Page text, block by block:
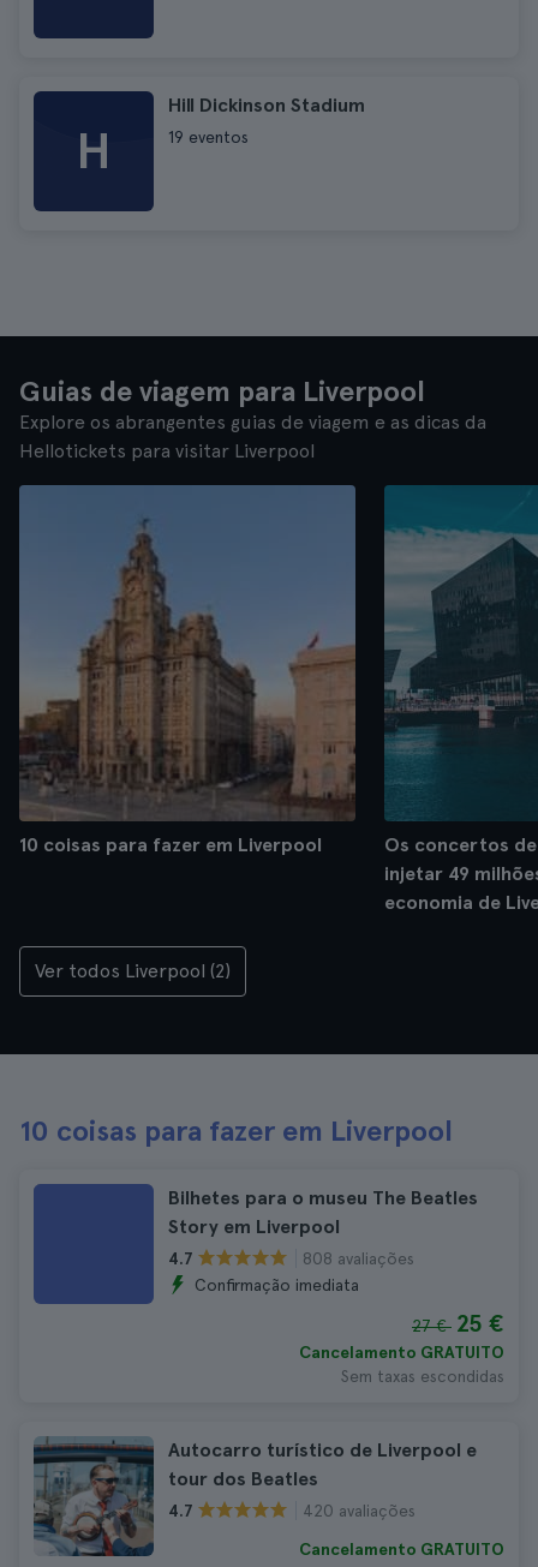
H
Hill Dickinson Stadium
19 eventos
Guias de viagem para Liverpool
Explore os abrangentes guias de viagem e as dicas da
Hellotickets para visitar Liverpool
10 coisas para fazer em Liverpool
Os concertos
injetar 49
economia de
Ver todos Liverpool (2)
10 coisas para fazer em Liverpool
Bilhetes para o museu The Beatles
Story em Liverpool
4.7
808 avaliações
Confirmação imediata
27 € 25 €
Cancelamento GRATUITO
Sem taxas escondidas
Autocarro turístico de Liverpool e
tour dos Beatles
4.7 420 avaliações
Cancelamento GRATUITO